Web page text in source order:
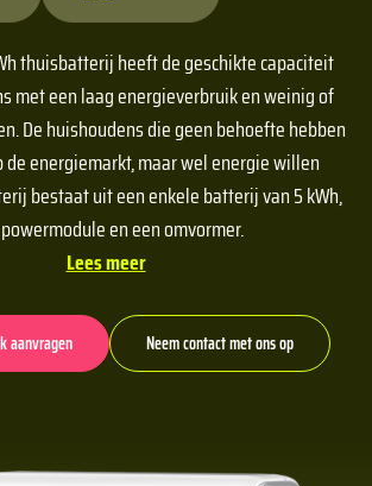
thuisbatterij heeft de geschikte capaciteit
met een laag energieverbruik en weinig of
De huishoudens die geen behoefte hebben
de energiemarkt, maar wel energie willen
bestaat uit een enkele batterij van 5 kWh,
en een omvormer.
Lees meer
aanvragen Neem contact met ons op